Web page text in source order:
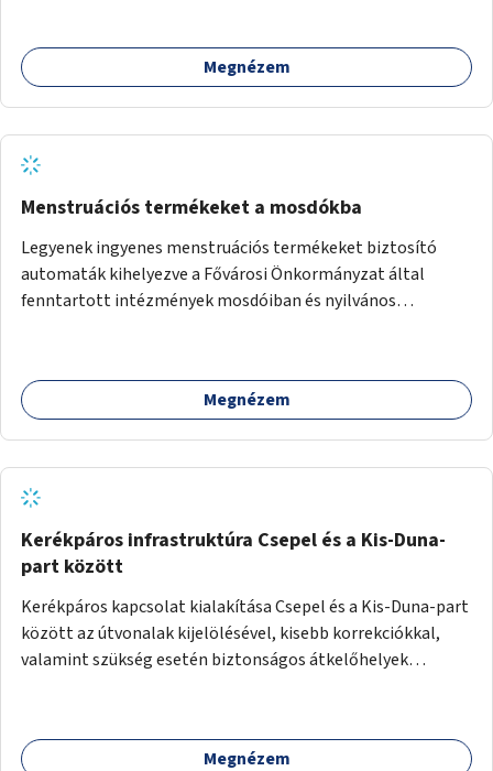
fogadására.
Megnézem
Menstruációs termékeket a mosdókba
Legyenek ingyenes menstruációs termékeket biztosító
automaták kihelyezve a Fővárosi Önkormányzat által
fenntartott intézmények mosdóiban és nyilvános
Megnézem
Kerékpáros infrastruktúra Csepel és a Kis-Duna-
part között
Kerékpáros kapcsolat kialakítása Csepel és a Kis-Duna-part
között az útvonalak kijelölésével, kisebb korrekciókkal,
valamint szükség esetén biztonságos átkelőhelyek
Megnézem